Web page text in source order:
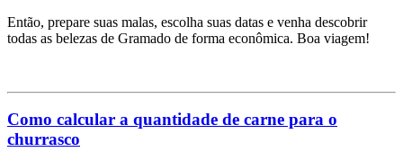
Então, prepare suas malas, escolha suas datas e venha descobrir
todas as belezas de Gramado de forma econômica. Boa viagem!
Como calcular a quantidade de carne para o
churrasco